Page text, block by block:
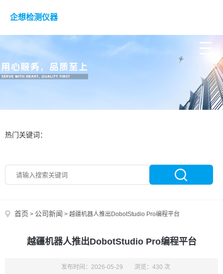
企想检测仪器
热门关键词：
首页 > 公司新闻 > 越疆机器人推出DobotStudio Pro编程平台
越疆机器人推出DobotStudio Pro编程平台
发布时间：2026-05-29 浏览：430 次